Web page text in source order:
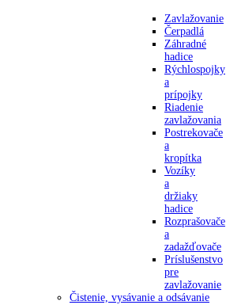
Zavlažovanie
Čerpadlá
Záhradné
hadice
Rýchlospojky
a
prípojky
Riadenie
zavlažovania
Postrekovače
a
kropítka
Vozíky
a
držiaky
hadice
Rozprašovače
a
zadažďovače
Príslušenstvo
pre
zavlažovanie
Čistenie, vysávanie a odsávanie